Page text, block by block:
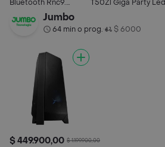
Bluetooth Rnc9.
T50Zl Giga Party Led
Jumbo
64 min o prog.• $ 6000
$ 449.900,00 $ 1.199.900,00